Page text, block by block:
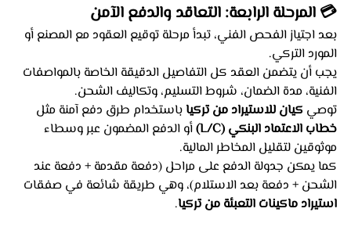
💳 المرحلة الرابعة: التعاقد والدفع الآمن
بعد اجتياز الفحص الفني، تبدأ مرحلة توقيع العقود مع المصنع أو
المورد التركي.
يجب أن يتضمن العقد كل التفاصيل الدقيقة الخاصة بالمواصفات
الفنية، مدة الضمان، شروط التسليم، وتكاليف الشحن.
توصي كيان للاستيراد من تركيا باستخدام طرق دفع آمنة مثل
خطاب الاعتماد البنكي (L/C)
أو الدفع المضمون عبر وسطاء
موثوقين لتقليل المخاطر المالية.
كما يمكن جدولة الدفع على مراحل (دفعة مقدمة + دفعة عند
الشحن + دفعة بعد الاستلام)، وهي طريقة شائعة في صفقات
استيراد ماكينات التعبئة من تركيا.